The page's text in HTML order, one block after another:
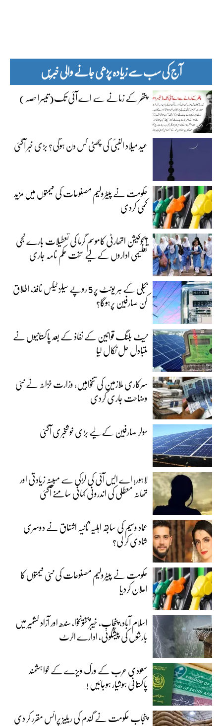
آج کی سب سے زیادہ پڑھی جانے والی خبریں
پتھر کے زمانے سے اے آئی تک(تیسرا حصہ)
عید میلاد النبیؐ کی چھٹی کس دن ہوگی؟ بڑی خبر آگئی
حکومت نے پیٹرولیم مصنوعات کی قیمتوں میں مزید
کمی کردی
ایجوکیشن اتھارٹی کاموسمِ گرما کی تعطیلات بارے نجی
تعلیمی اداروں کے لیے سخت حکم نامہ جاری
بجلی کے ہر یونٹ پر 5 روپے سیلز ٹیکس نافذ، اطلاق
کن صارفین پرہوگا؟
نیٹ بلنگ قوانین کے نفاذ کے بعد پاکستانیوں نے
متبادل حل نکال لیا
سرکاری ملازمین کی تنخواہیں، وزارت خزانہ نے نئی
وضاحت جاری کردی
سولر صارفین کے لیے بڑی خوشخبری آگئی
لاہور؛ اے ایس آئی کی لڑکی سے مبینہ زیادتی اور
تھانہ معطلی کی اندرونی کہانی سامنے آگئی
عماد وسیم کی سابقہ اہلیہ ثانیہ اشفاق نے دوسری
شادی کر لی؟
حکومت نے پیٹرولیم مصنوعات کی نئی قیمتوں کا
اعلان کردیا
اسلام آباد، پنجاب، خیبرپختونخوا، سندھ اور آزاد کشمیر میں
بارشوں کی پیشگوئی، ادارے الرٹ
سعودی عرب کے ورک ویزے کے خواہشمند
پاکستانی ہوشیار ہوجائیں !
پنجاب حکومت نے گندم کی ریلیز پرائس مقرر کر دی‎